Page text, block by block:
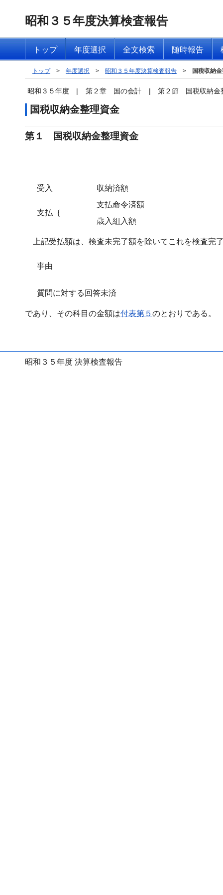
昭和３５年度決算検査報告
トップ 年度選択 全文検索 随時報告
トップ > 年度選択 > 昭和３５年度決算検査報告 > 国税収納
昭和３５年度 | 第２章 国の会計 | 第２節 国税収納金
国税収納金整理資金
第１ 国税収納金整理資金
受入 収納済額
支払｛
支払命令済額
歳入組入額
上記受払額は、検査未完了額を除いてこれを検査完
事由
質問に対する回答未済
であり、その科目の金額は付表第５ のとおりである。
昭和３５年度 決算検査報告